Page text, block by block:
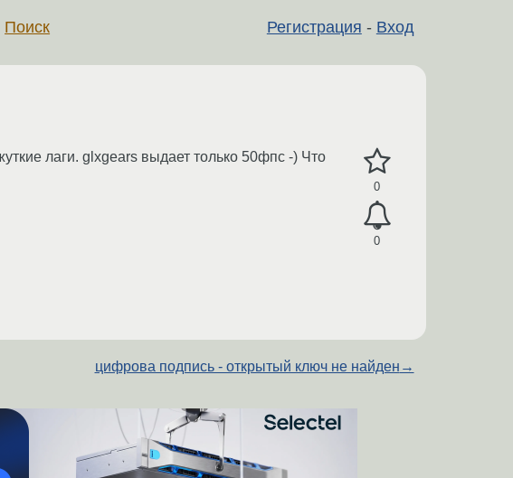
Регистрация - Вход
Поиск
0
0
лаги. glxgears выдает только 50фпс -) Что
цифрова подпись - открытый ключ не найден →